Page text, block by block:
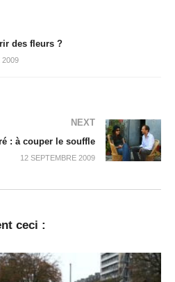
des fleurs ?
2009
NEXT
: à couper le souffle
12 SEPTEMBRE 2009
ceci :